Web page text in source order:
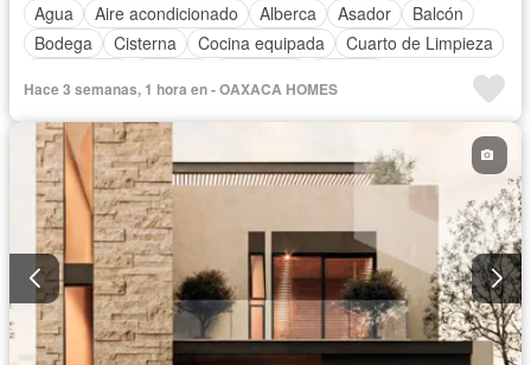
Agua
Aire acondicionado Alberca Asador
Balcón
Bodega
Cisterna Cocina equipada
Cuarto de Limpieza
Sin amueblar
Hace 3 semanas, 1 hora en - OAXACA HOMES